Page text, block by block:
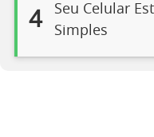
4
Seu Celular
Simples